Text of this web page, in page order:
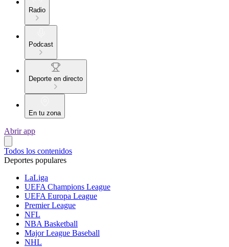
Radio
Podcast
Deporte en directo
En tu zona
Abrir app
Todos los contenidos
Deportes populares
LaLiga
UEFA Champions League
UEFA Europa League
Premier League
NFL
NBA Basketball
Major League Baseball
NHL